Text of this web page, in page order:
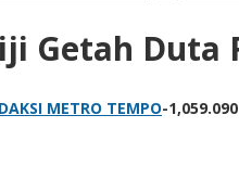
Getah
METRO TEMPO-